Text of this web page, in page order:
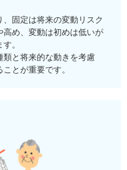
固定は将来の変動リスク
高め、変動は初めは低いが
。
と将来的な動きを考慮
とが重要です。